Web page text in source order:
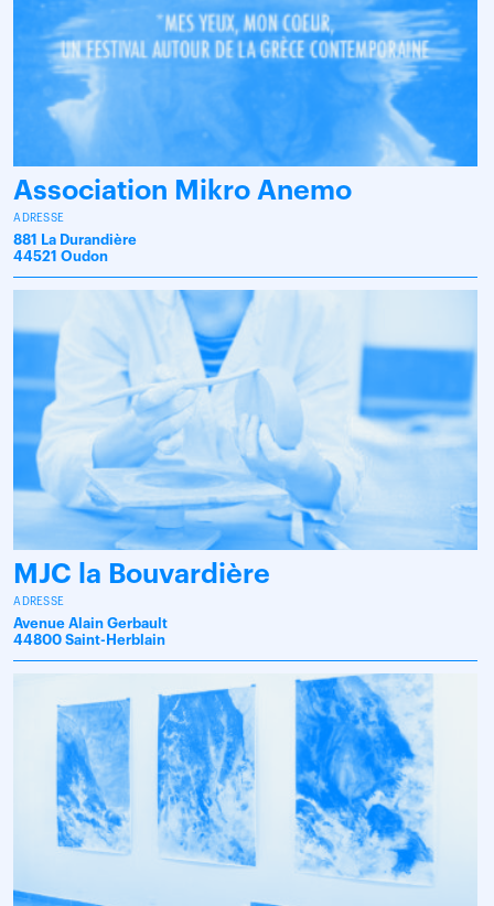
Association Mikro Anemo
ADRESSE
881 La Durandière
44521 Oudon
MJC la Bouvardière
ADRESSE
Avenue Alain Gerbault
44800 Saint-Herblain